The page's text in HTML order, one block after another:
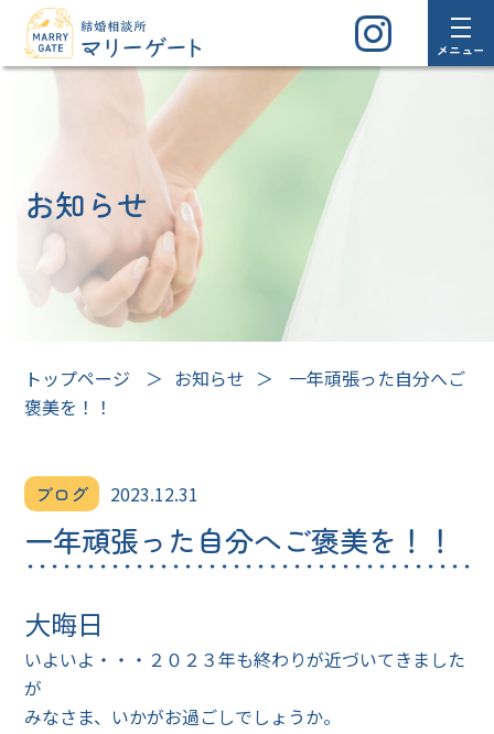
メニュー
お知らせ
トップページ ＞ お知らせ ＞
一年頑張った自分へご
褒美を！！
ブログ 2023.12.31
一年頑張った自分へご褒美を！！
大晦日
いよいよ・・・２０２３年も終わりが近づいてきました
が
みなさま、いかがお過ごしでしょうか。